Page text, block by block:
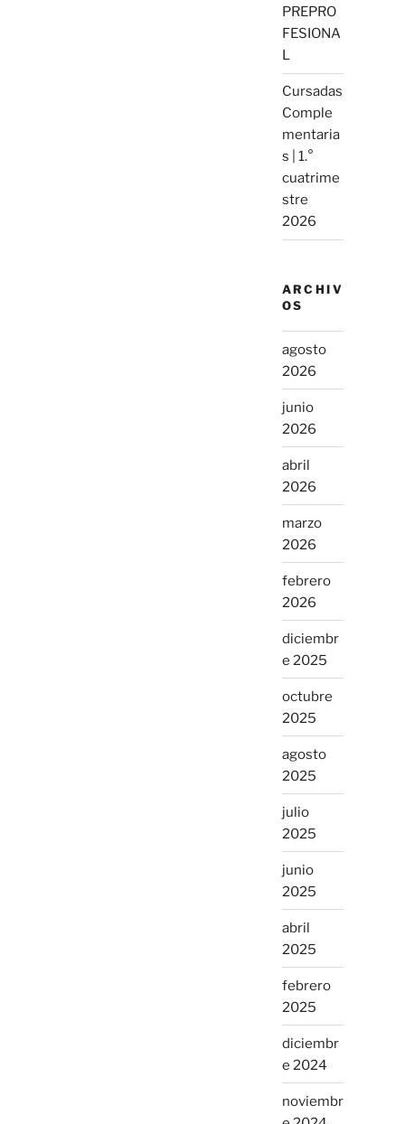
PREPRO
FESIONA
L
Cursadas
Comple
mentaria
s | 1.°
cuatrime
stre
2026
ARCHIV
OS
agosto
2026
junio
2026
abril
2026
marzo
2026
febrero
2026
diciembr
e 2025
octubre
2025
agosto
2025
julio
2025
junio
2025
abril
2025
febrero
2025
diciembr
e 2024
noviembr